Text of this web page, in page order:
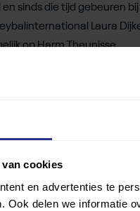
cookies
en advertenties te
Ook delen we informatie
sinds die tijd gebeuren
Laura
op Harm Theunisse.
en zijn ouders met
Afgelopen jaar ging hij
nam.